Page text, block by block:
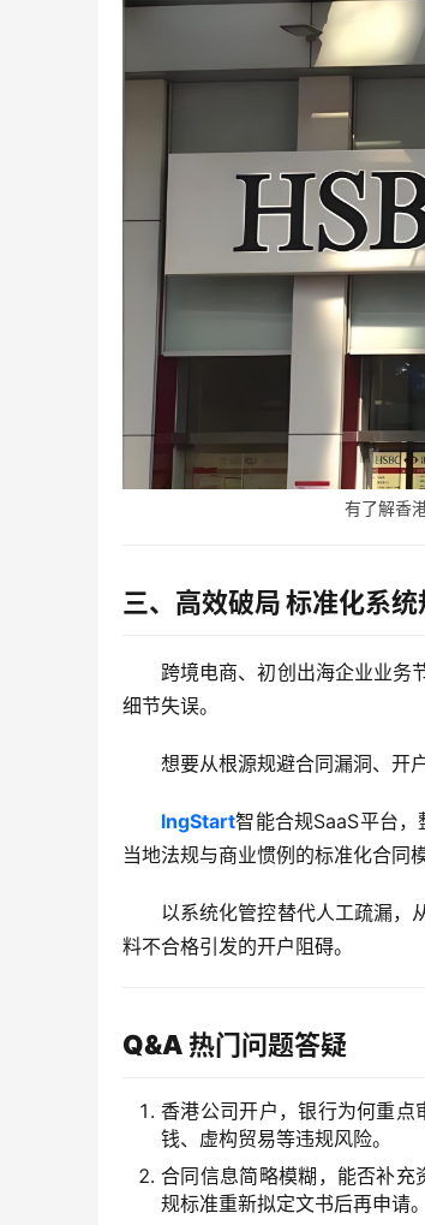
有了解香
三、高效破局 标准化系
跨境电商、初创出海企业业务
细节失误。
想要从根源规避合同漏洞、开
lngStart智能合规SaaS平台
当地法规与商业惯例的标准化合同
以系统化管控替代人工疏漏，
料不合格引发的开户阻碍。
Q&A 热门问题答疑
香港公司开户，银行为何重点
钱、虚构贸易等违规风险。
合同信息简略模糊，能否补充
规标准重新拟定文书后再申请。